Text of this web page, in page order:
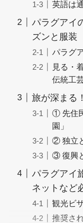
英語は
パラグアイ
ズンと服装
パラグ
見る・
伝統工
旅が深まる
① 先住
園」
② 独立
③ 復興
パラグアイ
ネットなど
観光ビ
推奨さ